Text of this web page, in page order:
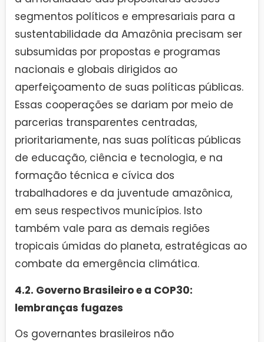
segmentos políticos e empresariais para a
sustentabilidade da Amazônia precisam ser
subsumidas por propostas e programas
nacionais e globais dirigidos ao
aperfeiçoamento de suas políticas públicas.
Essas cooperações se dariam por meio de
parcerias transparentes centradas,
prioritariamente, nas suas políticas públicas
de educação, ciência e tecnologia, e na
formação técnica e cívica dos
trabalhadores e da juventude amazônica,
em seus respectivos municípios. Isto
também vale para as demais regiões
tropicais úmidas do planeta, estratégicas ao
combate da emergência climática.
4.2. Governo Brasileiro e a COP30:
lembranças fugazes
Os governantes brasileiros não